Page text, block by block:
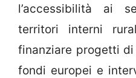
l’accessibilità ai
territori interni
finanziare progetti
fondi europei e